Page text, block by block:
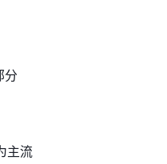
分
主流